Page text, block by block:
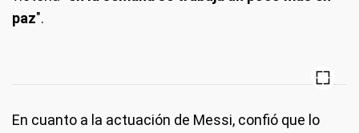
paz".
En cuanto a la actuación de Messi, confió que lo